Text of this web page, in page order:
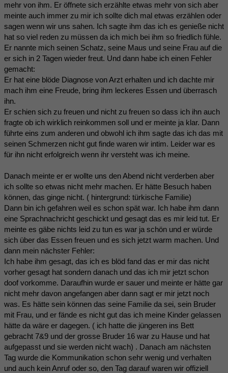
mehr von ihm. Er öffnete sich erzählte etwas mehr von sich aber
meinte auch immer zu mir ich sollte dich mal etwas erzählen oder
sagen wenn wir uns sahen. Ich sagte ihm das ich es genieße nicht
hat so viel reden zu müssen da ich mich bei ihm so friedlich fühle.
Er nannte mich seinen Schatz, seine Maus und seine Frau auf die
er sich in 2 Tagen wieder freut. Und dann habe ich einen Fehler
gemacht:
Er hat eine blöde Diagnose von Arzt erhalten und ich dachte mir
mach ihm eine Freude, bring ihm leckeres Essen und überrasch
ihn.
Er schien sich zu freuen und nicht zu freuen so dass ich ihn auch
fragte ob ich wirklich reinkommen soll und er meinte ja klar. Dann
führte eins zum anderen und obwohl ich ihm sagte das ich das mit
seinen Schmerzen nicht gut finde waren wir intim. Leider war es
für ihn nicht erfolgreich wenn ihr versteht was ich meine.
Danach meinte er er wollte uns den Abend nicht verderben aber
ich sollte so etwas nicht mehr machen. Er hätte Besuch haben
können, das ginge nicht. ( hintergrund: türkische Familie)
Dann bin ich gefahren weil es schon spät war. Ich habe ihm dann
eine Sprachnachricht geschickt und gesagt das es mir leid tut. Er
meinte es gäbe nichts leid zu tun es war ja schön und er würde
sich über das Essen freuen und es sich jetzt warm machen. Und
dann mein nächster Fehler:
Ich habe ihm gesagt, das ich es blöd fand das er mir das nicht
vorher gesagt hat sondern danach und das ich mir jetzt schon
doof vorkomme. Daraufhin wurde er sauer und meinte er hätte gar
nicht mehr davon angefangen aber dann sagt er mir jetzt noch
was. Es hätte sein können das seine Familie da sei, sein Bruder
mit Frau, und er fände es nicht gut das ich meine Kinder gelassen
hätte da wäre er dagegen. ( ich hatte die jüngeren ins Bett
gebracht 7&9 und der grosse Bruder 16 war zu Hause und hat
aufgepasst und sie werden nicht wach) . Danach am nächsten
Tag wurde die Kommunikation schon sehr wenig und verhalten
und auch kein Anruf oder so, den Tag darauf waren wir offiziell